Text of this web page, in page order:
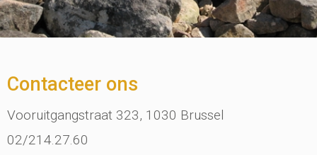
Contacteer ons
Vooruitgangstraat 323, 1030 Brussel
02/214.27.60